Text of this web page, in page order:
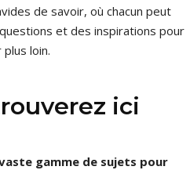
de savoir, où chacun peut
et des inspirations pour
plus loin.
ici
gamme de sujets pour